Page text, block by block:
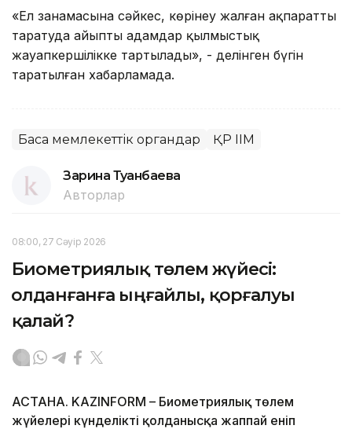
«Ел заңнамасына сәйкес, көрінеу жалған ақпаратты
таратуда айыпты адамдар қылмыстық
жауапкершілікке тартылады», - делінген бүгін
таратылған хабарламада.
Басқа мемлекеттік органдар ҚР ІІМ
Зарина Туғанбаева
Авторлар
08:00, 27 Сәуір 2026
Биометриялық төлем жүйесі:
Қолданғанға ыңғайлы, қорғалуы
қалай?
АСТАНА. KAZINFORM – Биометриялық төлем
жүйелері күнделікті қолданысқа жаппай еніп